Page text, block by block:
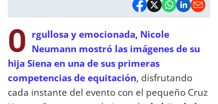
O rgullosa y emocionada, Nicole
Neumann mostró las imágenes de su
hija Siena en una de sus primeras
competencias de equitación, disfrutando
cada instante del evento con el pequeño Cruz